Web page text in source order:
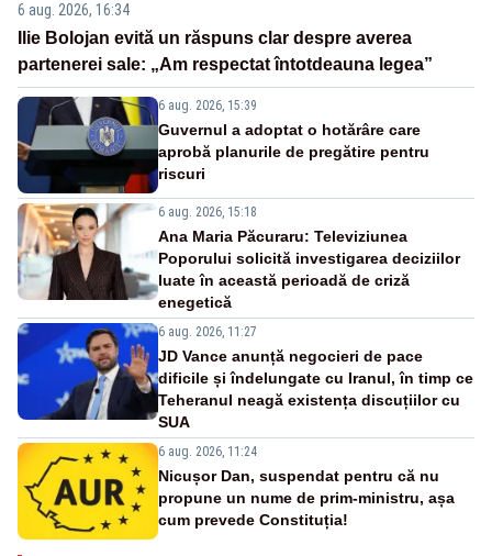
6 aug. 2026, 16:34
Ilie Bolojan evită un răspuns clar despre averea
partenerei sale: „Am respectat întotdeauna legea”
6 aug. 2026, 15:39
Guvernul a adoptat o hotărâre care
aprobă planurile de pregătire pentru
riscuri
6 aug. 2026, 15:18
Ana Maria Păcuraru: Televiziunea
Poporului solicită investigarea deciziilor
luate în această perioadă de criză
enegetică
6 aug. 2026, 11:27
JD Vance anunță negocieri de pace
dificile și îndelungate cu Iranul, în timp ce
Teheranul neagă existența discuțiilor cu
SUA
6 aug. 2026, 11:24
Nicușor Dan, suspendat pentru că nu
propune un nume de prim-ministru, așa
cum prevede Constituția!